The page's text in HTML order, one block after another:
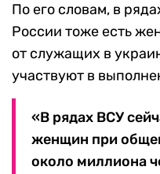
По его словам, в
России тоже есть
от служащих в
участвуют в
«В рядах ВСУ
женщин при
около миллиона